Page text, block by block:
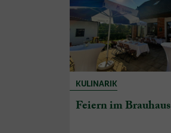
KULINARIK
Feiern im Brauhaus